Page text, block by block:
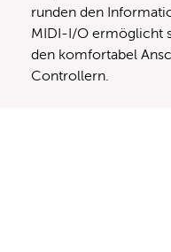
runden den
MIDI-I/O ermöglicht
den komfortabel
Controllern.